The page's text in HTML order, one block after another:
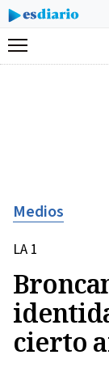
Menú
Medios
LA 1
cierto